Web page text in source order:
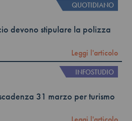
QUOTIDIANO
devono stipulare la polizza
Leggi l'articolo
INFOSTUDIO
31 marzo per turismo